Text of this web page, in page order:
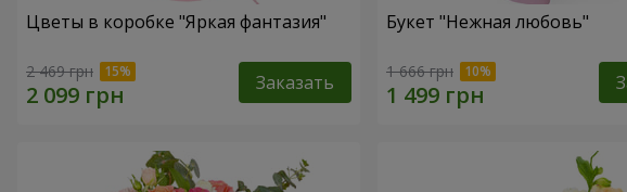
Цветы в коробке "Яркая фантазия"
2 469 грн Заказать
Букет "Нежная любовь"
1 666 грн